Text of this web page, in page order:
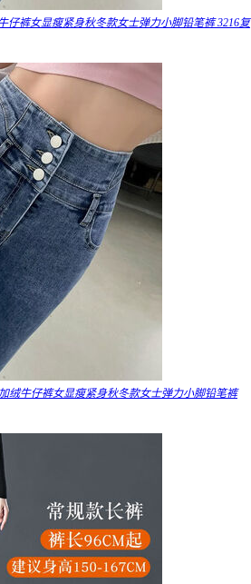
仔裤女显瘦紧身秋冬款女士弹力小脚铅笔裤 3216复
绒牛仔裤女显瘦紧身秋冬款女士弹力小脚铅笔裤